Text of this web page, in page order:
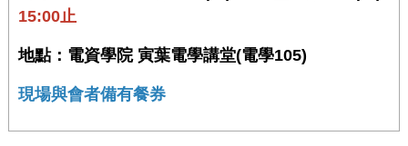
15:00止
地點：電資學院 寅葉電學講堂(電學105)
現場與會者備有餐券